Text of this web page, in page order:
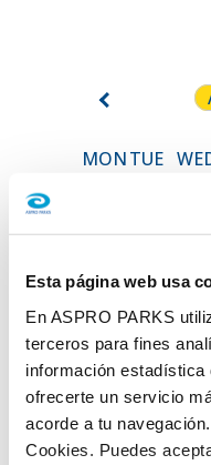
Esta página web usa
En ASPRO PARKS
terceros para fines
información estadística
ofrecerte un servicio
acorde a tu
Cookies. Puedes
MONTUE
10
11 12
17
18 19
24
25 26
31